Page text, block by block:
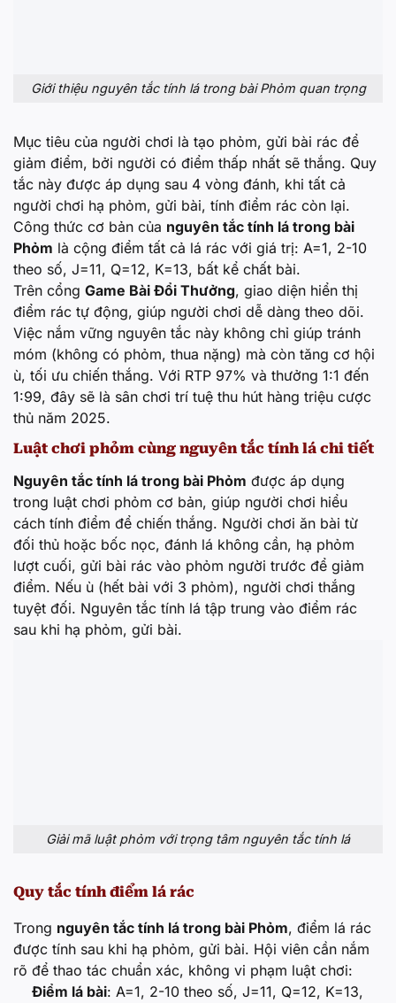
Giới thiệu nguyên tắc tính lá trong bài Phỏm quan trọng
Mục tiêu của người chơi là tạo phỏm, gửi bài rác để
giảm điểm, bởi người có điểm thấp nhất sẽ thắng. Quy
tắc này được áp dụng sau 4 vòng đánh, khi tất cả
người chơi hạ phỏm, gửi bài, tính điểm rác còn lại.
Công thức cơ bản của nguyên tắc tính lá trong bài
Phỏm là cộng điểm tất cả lá rác với giá trị: A=1, 2-10
theo số, J=11, Q=12, K=13, bất kể chất bài.
Trên cổng Game Bài Đổi Thưởng, giao diện hiển thị
điểm rác tự động, giúp người chơi dễ dàng theo dõi.
Việc nắm vững nguyên tắc này không chỉ giúp tránh
móm (không có phỏm, thua nặng) mà còn tăng cơ hội
ù, tối ưu chiến thắng. Với RTP 97% và thưởng 1:1 đến
1:99, đây sẽ là sân chơi trí tuệ thu hút hàng triệu cược
thủ năm 2025.
Luật chơi phỏm cùng nguyên tắc tính lá chi tiết
Nguyên tắc tính lá trong bài Phỏm được áp dụng
trong luật chơi phỏm cơ bản, giúp người chơi hiểu
cách tính điểm để chiến thắng. Người chơi ăn bài từ
đối thủ hoặc bốc nọc, đánh lá không cần, hạ phỏm
lượt cuối, gửi bài rác vào phỏm người trước để giảm
điểm. Nếu ù (hết bài với 3 phỏm), người chơi thắng
tuyệt đối. Nguyên tắc tính lá tập trung vào điểm rác
sau khi hạ phỏm, gửi bài.
Giải mã luật phỏm với trọng tâm nguyên tắc tính lá
Quy tắc tính điểm lá rác
Trong nguyên tắc tính lá trong bài Phỏm, điểm lá rác
được tính sau khi hạ phỏm, gửi bài. Hội viên cần nắm
rõ để thao tác chuẩn xác, không vi phạm luật chơi:
Điểm lá bài: A=1, 2-10 theo số, J=11, Q=12, K=13,